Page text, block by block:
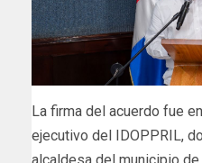
La firma del acuerdo fue
ejecutivo del IDOPPRIL,